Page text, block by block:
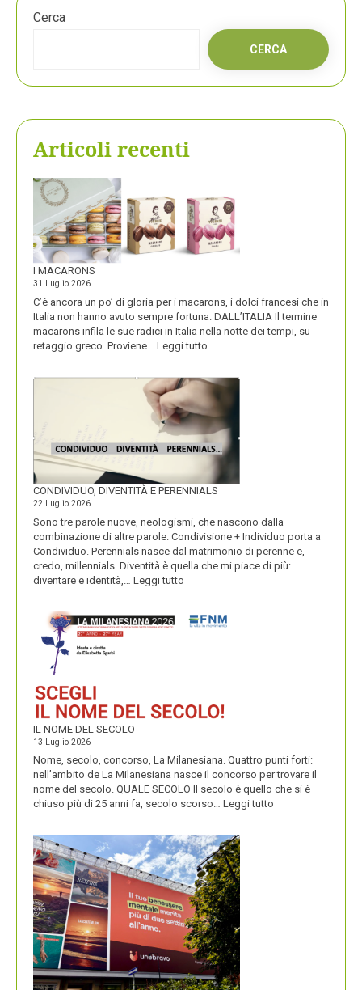
Cerca
CERCA
Articoli recenti
I MACARONS
31 Luglio 2026
C’è ancora un po’ di gloria per i macarons, i dolci francesi che in
Italia non hanno avuto sempre fortuna. DALL’ITALIA Il termine
macarons infila le sue radici in Italia nella notte dei tempi, su
retaggio greco. Proviene… Leggi tutto
CONDIVIDUO, DIVENTITÀ E PERENNIALS
22 Luglio 2026
Sono tre parole nuove, neologismi, che nascono dalla
combinazione di altre parole. Condivisione + Individuo porta a
Condividuo. Perennials nasce dal matrimonio di perenne e,
credo, millennials. Diventità è quella che mi piace di più:
diventare e identità,… Leggi tutto
E
IL NOME DEL SECOLO
13 Luglio 2026
Nome, secolo, concorso, La Milanesiana. Quattro punti forti:
nell’ambito de La Milanesiana nasce il concorso per trovare il
nome del secolo. QUALE SECOLO Il secolo è quello che si è
chiuso più di 25 anni fa, secolo scorso… Leggi tutto